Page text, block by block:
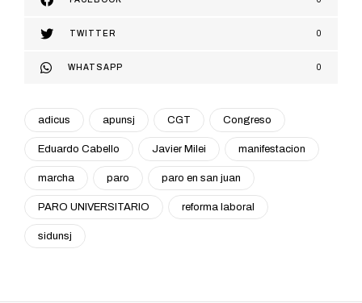
TWITTER 0
WHATSAPP 0
adicus apunsj CGT Congreso
Eduardo Cabello Javier Milei manifestacion
marcha paro paro en san juan
PARO UNIVERSITARIO reforma laboral
sidunsj